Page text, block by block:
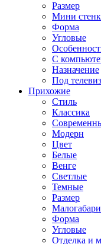
Размер
Мини
Форма
Угловые
С
Назначение
Под
Прихожие
Стиль
Классика
Модерн
Цвет
Белые
Венге
Светлые
Темные
Размер
Форма
Угловые
Отделка и